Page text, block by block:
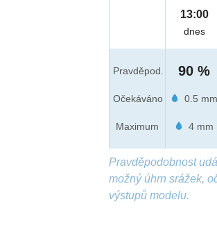
Pravděpod.
Očekáváno
Maximum
13:00
dnes
90 %
0.5 mm
4 mm
Pravděpodobnost
možný úhrn srážek,
výstupů modelu.